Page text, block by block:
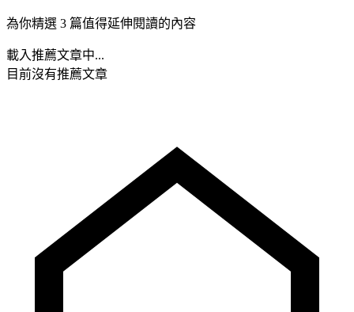
為你精選 3 篇值得延伸閱讀的內容
載入推薦文章中...
目前沒有推薦文章